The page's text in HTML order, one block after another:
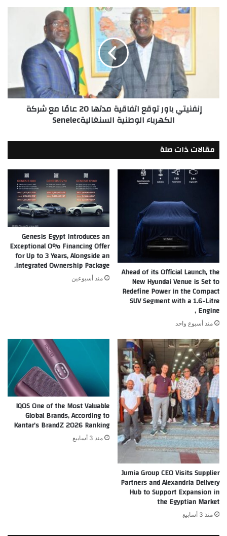
شركة
الكهرباء
إنفنيتي باور توقع اتفاقية مدتها 20 عامًا مع شركة
الكهرباء الوطنية السنغاليةSenelec
مقالات ذات صلة
Ahead of its Official Launch, the
New Hyundai Venue is Set to
Redefine Power in the Compact
SUV Segment with a 1.6-Litre
Engine ,
منذ أسبوع واحد
Genesis Egypt Introduces an
Exceptional 0% Financing Offer
for Up to 3 Years, Alongside an
Integrated Ownership Package.
منذ أسبوعين
Jumia Group CEO Visits Supplier
Partners and Alexandria Delivery
Hub to Support Expansion in
the Egyptian Market
منذ 3 أسابيع
IQOS One of the Most Valuable
Global Brands, According to
Kantar’s BrandZ 2026 Ranking
منذ 3 أسابيع